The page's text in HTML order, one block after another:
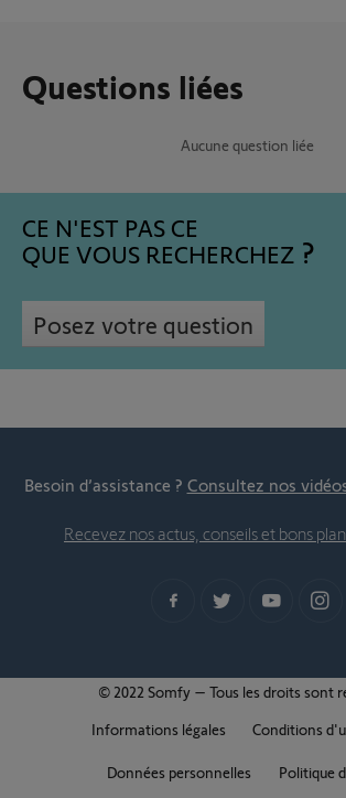
Questions liées
Aucune question liée
CE N'EST PAS CE
QUE VOUS RECHERCHEZ
Posez votre question
Besoin d’assistance ? Consultez nos
Recevez nos actus, conseils et bons
© 2022 Somfy – Tous les droits sont
Informations légales
Conditions
Données personnelles Politique